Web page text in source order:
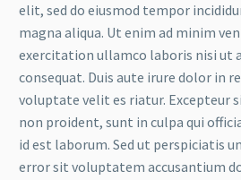
elit, sed do eiusmod tempor
magna aliqua. Ut enim ad minim
exercitation ullamco laboris nisi ut
consequat. Duis aute irure dolor in
voluptate velit es riatur. Excepteur
non proident, sunt in culpa qui
id est laborum. Sed ut perspiciatis
error sit voluptatem accusantium